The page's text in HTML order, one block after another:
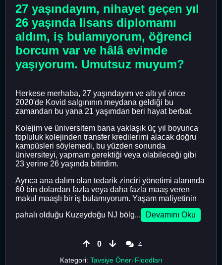
27 yaşındayım, nihayet geçen yıl
26 yaşında lisans diplomamı
aldım, iş bulamıyorum, öğrenci
borcum var ve hâlâ evimde
yaşıyorum. Umutsuz muyum?
Herkese merhaba, 27 yaşındayım ve altı yıl önce
2020'de Kovid salgınının meydana geldiği bu
zamandan bu yana 21 yaşımdan beri hayat berbat.
Kolejim ve üniversitem bana yaklaşık üç yıl boyunca
topluluk kolejinden transfer kredilerimi alacak doğru
kampüsleri söylemedi, bu yüzden sonunda
üniversiteyi, yapmam gerektiği veya olabileceği gibi
23 yerine 26 yaşında bitirdim.
Ayrıca ana dalım olan tedarik zinciri yönetimi alanında
60 bin dolardan fazla veya daha fazla maaş veren
makul maaşlı bir iş bulamıyorum. Yaşam maliyetinin
pahalı olduğu Kuzeydoğu NJ bölg...
Devamını Oku
0
4
Kategori: Tavsiye Öneri Floodları